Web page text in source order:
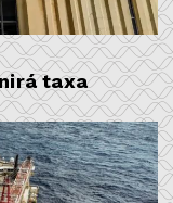
taxa